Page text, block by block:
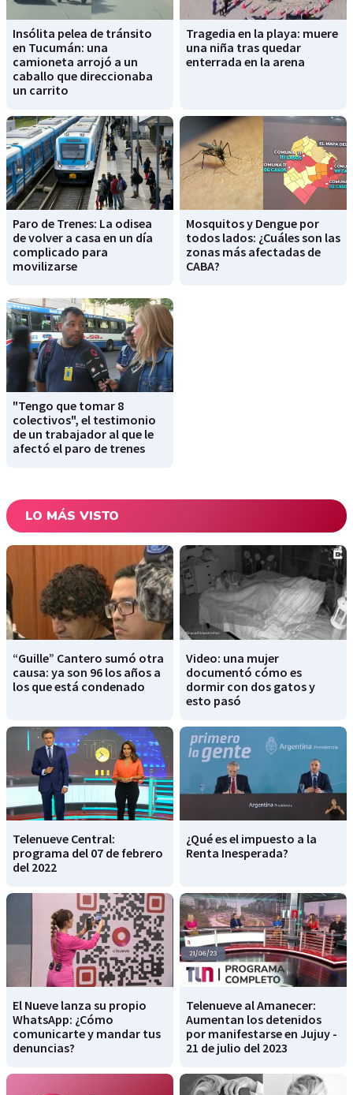
Insólita pelea de tránsito
en Tucumán: una
camioneta arrojó a un
caballo que direccionaba
un carrito
Tragedia en la playa: muere
una niña tras quedar
enterrada en la arena
Paro de Trenes: La odisea
de volver a casa en un día
complicado para
movilizarse
Mosquitos y Dengue por
todos lados: ¿Cuáles son las
zonas más afectadas de
CABA?
"Tengo que tomar 8
colectivos", el testimonio
de un trabajador al que le
afectó el paro de trenes
LO MÁS VISTO
“Guille” Cantero sumó otra
causa: ya son 96 los años a
los que está condenado
Video: una mujer
documentó cómo es
dormir con dos gatos y
esto pasó
Telenueve Central:
programa del 07 de febrero
del 2022
¿Qué es el impuesto a la
Renta Inesperada?
El Nueve lanza su propio
WhatsApp: ¿Cómo
comunicarte y mandar tus
denuncias?
Telenueve al Amanecer:
Aumentan los detenidos
por manifestarse en Jujuy -
21 de julio del 2023